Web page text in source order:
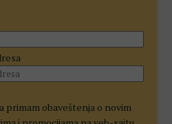
primam obaveštenja o novim